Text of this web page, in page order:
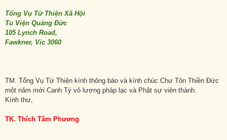
Tổng Vụ Từ Thiện Xã Hội
Tu Viện Quảng Đức
105 Lynch Road,
Fawkner, Vic 3060
TM. Tổng Vụ Từ Thiện kính thông báo và kính chúc Chư Tôn Thiền Đức
một năm mới Canh Tý vô lượng pháp lạc và Phật sự viên thành.
Kính thư,
TK. Thích Tâm Phương